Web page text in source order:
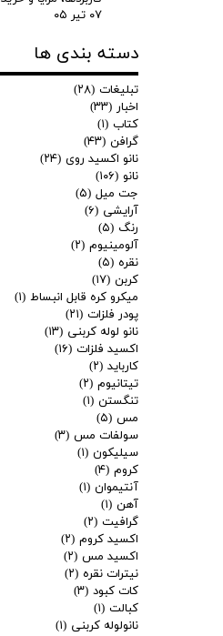
۰۷ تیر ۰۵
دسته بندی ها
تبلیغات (۲۸)
اخبار (۳۳)
کتاب (۱)
گرافن (۴۳)
نانو اکسید روی (۲۴)
نانو (۱۰۶)
جت میل (۵)
آرایشی (۶)
رنگ (۵)
آلومینیوم (۲)
نقره (۵)
کربن (۱۷)
میکرو کره قابل انبساط (۱)
پودر فلزات (۲۱)
نانو لوله کربنی (۱۳)
اکسید فلزات (۱۶)
کارباید (۲)
تیتانیوم (۲)
تنگستن (۱)
مس (۵)
سولفات مس (۳)
سیلیکون (۱)
کروم (۴)
آنتیموان (۱)
آهن (۱)
گرافیت (۲)
اکسید کروم (۲)
اکسید مس (۲)
نیترات نقره (۲)
کات کبود (۳)
کبالت (۱)
نانولوله کربنی (۱)